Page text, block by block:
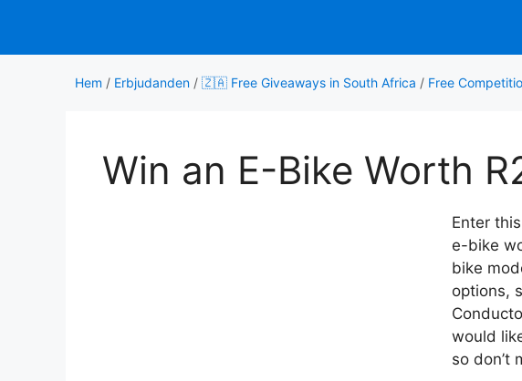
innehåll
Hem / Erbjudanden / 🇿🇦 Free Giveaways in South Africa / Free
Win an E-Bike Worth
Enter
e-bike
bike
options,
would
so don’t